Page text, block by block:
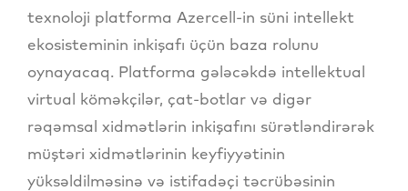
texnoloji platforma Azercell-in süni intellekt
ekosisteminin inkişafı üçün baza rolunu
oynayacaq. Platforma gələcəkdə intellektual
virtual köməkçilər, çat-botlar və digər
rəqəmsal xidmətlərin inkişafını sürətləndirərək
müştəri xidmətlərinin keyfiyyətinin
yüksəldilməsinə və istifadəçi təcrübəsinin